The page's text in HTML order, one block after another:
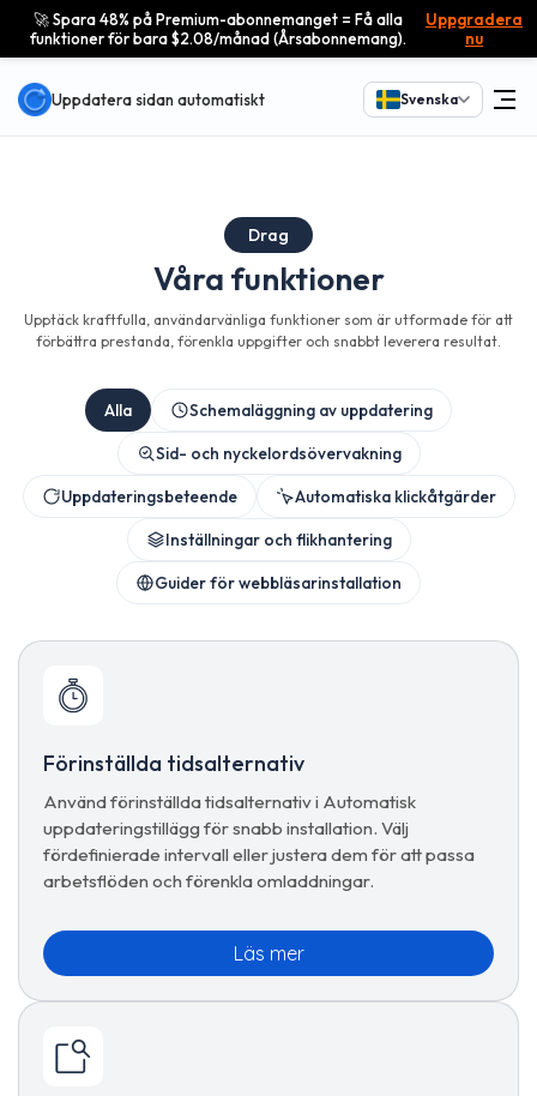
🚀 Spara 48% på Premium-abonnemanget = Få alla
funktioner för bara $2.08/månad (Årsabonnemang).
Uppgradera
nu
Uppdatera sidan automatiskt Svenska
Drag
Våra funktioner
Upptäck kraftfulla, användarvänliga funktioner som är utformade för att
förbättra prestanda, förenkla uppgifter och snabbt leverera resultat.
Alla
Schemaläggning av uppdatering
Sid- och nyckelordsövervakning
Uppdateringsbeteende
Automatiska klickåtgärder
Inställningar och flikhantering
Guider för webbläsarinstallation
Förinställda tidsalternativ
Använd förinställda tidsalternativ i Automatisk
uppdateringstillägg för snabb installation. Välj
fördefinierade intervall eller justera dem för att passa
arbetsflöden och förenkla omladdningar.
Läs mer